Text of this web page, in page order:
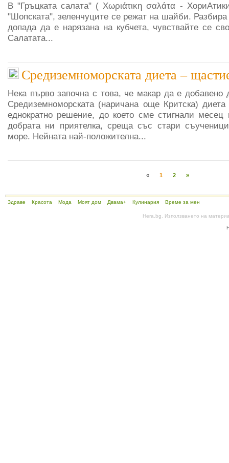
В "Гръцката салата" ( Χωριάτικη σαλάτα -
"Шопската", зеленчуците се режат на шайби. Разбира
допада да е нарязана на кубчета, чувствайте се
Салатата...
Средиземноморската диета –
Нека първо започна с това, че макар да е добавено
Средиземноморската (наричана още Критска)
еднократно решение, до което сме стигнали месец
добрата ни приятелка, среща със стари
море. Нейната най-положителна...
« 1 2 »
Здраве Красота Мода Моят дом Двама+ Кулинария Време за мен
Hera.bg. Използването на